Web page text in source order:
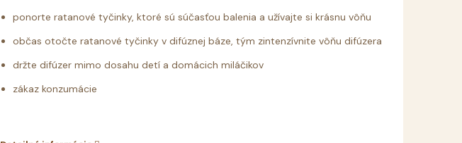
ponorte ratanové tyčinky, ktoré sú súčasťou balenia a užívajte si krásnu vôňu
občas otočte ratanové tyčinky v difúznej báze, tým zintenzívnite vôňu difúzera
držte difúzer mimo dosahu detí a domácich miláčikov
zákaz konzumácie